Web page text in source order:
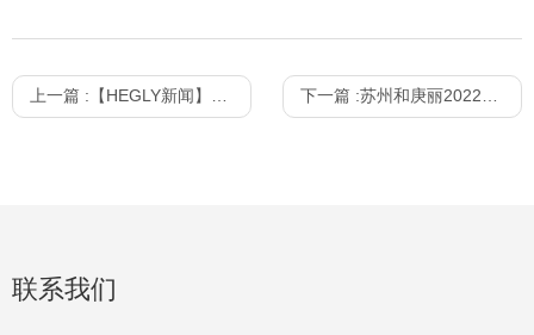
上一篇 : 【HEGLY新闻】祝贺和庚丽赴“常熟理工学院校园招聘会”活动取得圆满成功 下一篇 :苏州和庚丽2022届校园招聘：苏州大学应用技术学院
联系我们